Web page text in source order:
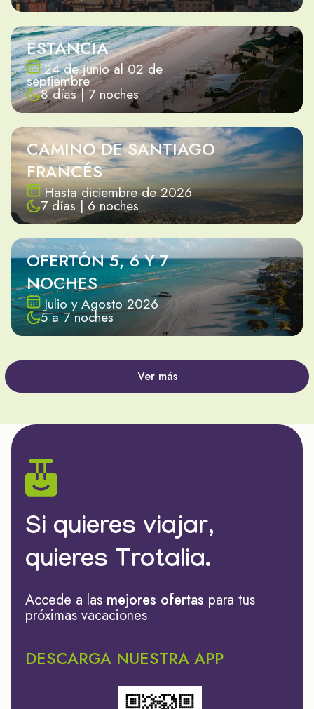
ESTANCIA
24 de junio al 02 de
septiembre
8 días | 7 noches
CAMINO DE SANTIAGO
FRANCÉS
Hasta diciembre de 2026
7 días | 6 noches
OFERTÓN 5, 6 Y 7
NOCHES
Julio y Agosto 2026
5 a 7 noches
Ver más
Si quieres viajar,
quieres Trotalia.
Accede a las mejores ofertas para tus
próximas vacaciones
DESCARGA NUESTRA APP